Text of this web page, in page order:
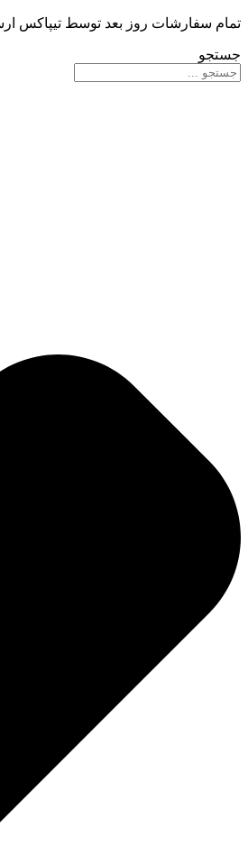
تمام سفارشات روز بعد توسط تیپاکس
جستجو